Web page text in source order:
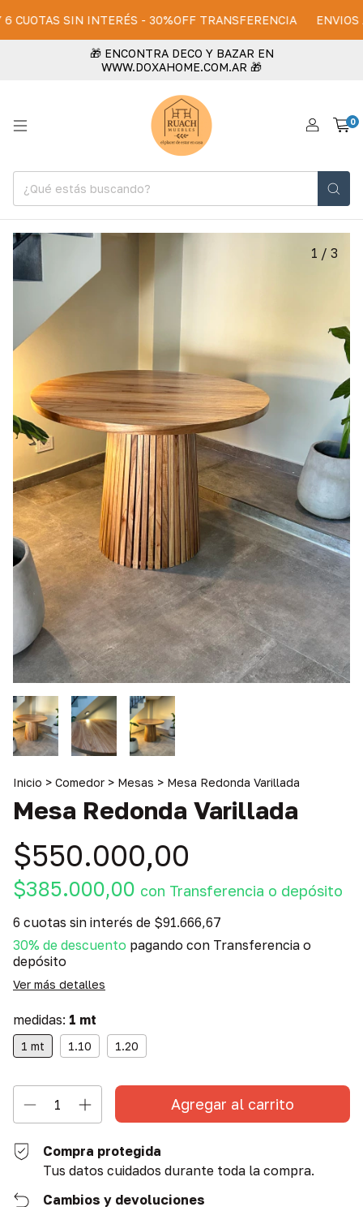
SIN INTERÉS - 30%OFF TRANSFERENCIA ENVIOS A
🎁 ENCONTRA DECO Y BAZAR EN
WWW.DOXAHOME.COM.AR 🎁
0
1 / 3
Inicio > Comedor > Mesas > Mesa Redonda Varillada
Mesa Redonda Varillada
$550.000,00
$385.000,00 con Transferencia o depósito
6 cuotas sin interés de $91.666,67
30% de descuento pagando con Transferencia o
depósito
Ver más detalles
medidas: 1 mt
1 mt 1.10 1.20
Compra protegida
Tus datos cuidados durante toda la compra.
Cambios y devoluciones